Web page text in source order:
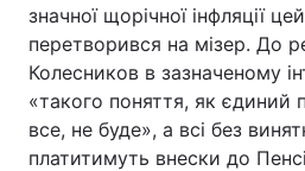
значної щорічної інфляції
перетворився на мізер. До
Колесников в зазначеному
«такого поняття, як єдиний
все, не буде», а всі без
платитимуть внески до